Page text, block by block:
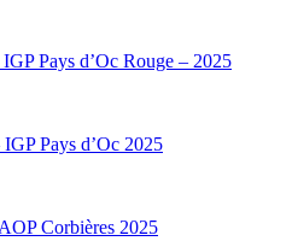
Pays d’Oc Rouge – 2025
Pays d’Oc 2025
Corbières 2025